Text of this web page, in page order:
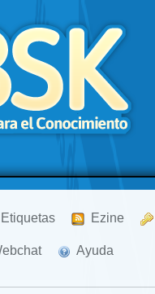
Etiquetas Ezine
Ayuda